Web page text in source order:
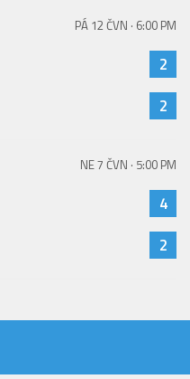
PÁ 12 ČVN · 6:00 PM
2
2
NE 7 ČVN · 5:00 PM
4
2